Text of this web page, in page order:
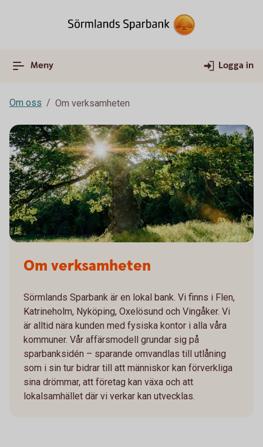
Meny Logga in
Om oss Om verksamheten
Om verksamheten
Sörmlands Sparbank är en lokal bank. Vi finns i Flen,
Katrineholm, Nyköping, Oxelösund och Vingåker. Vi
är alltid nära kunden med fysiska kontor i alla våra
kommuner. Vår affärsmodell grundar sig på
sparbanksidén – sparande omvandlas till utlåning
som i sin tur bidrar till att människor kan förverkliga
sina drömmar, att företag kan växa och att
lokalsamhället där vi verkar kan utvecklas.